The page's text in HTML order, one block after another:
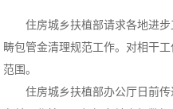
住房城乡扶植部请求各地进
畴包管金清理规范工作。对相干
范围。
住房城乡扶植部办公厅日前